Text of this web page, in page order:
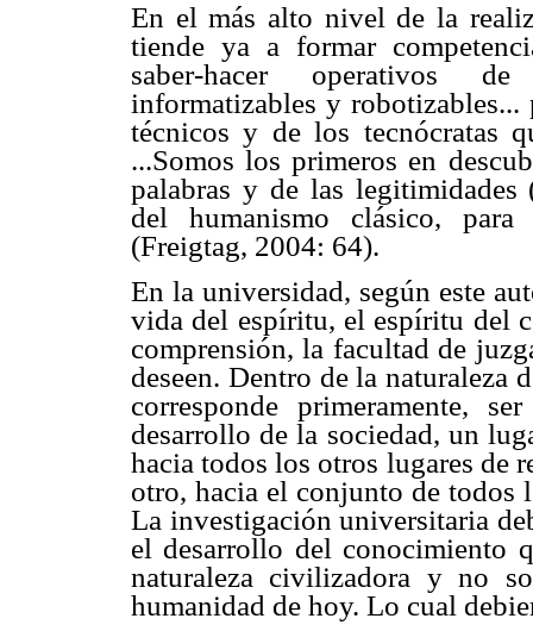
En el más alto nivel de la
tiende ya a formar
saber-hacer operativos
informatizables y
técnicos y de los tecnócratas
...Somos los primeros en
palabras y de las legitimidades
del humanismo clásico, para
(Freigtag, 2004: 64).
En la universidad, según este
vida del espíritu, el espíritu del
comprensión, la facultad de
deseen. Dentro de la
corresponde primeramente,
desarrollo de la sociedad, un
hacia todos los otros lugares de
otro, hacia el conjunto de todos
La investigación universitaria
el desarrollo del conocimiento
naturaleza civilizadora y no
humanidad de hoy. Lo cual